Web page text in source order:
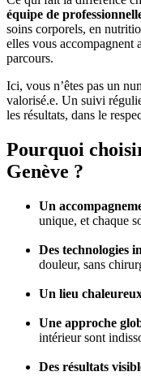
équipe de
soins corporels, en
elles vous accompagnent
parcours.
Ici, vous n’êtes pas un
valorisé.e. Un suivi
les résultats, dans le
Pourquoi
Genève ?
Un
unique, et chaque
Des technologies
douleur, sans
Un lieu
Une approche
intérieur sont
Des résultats